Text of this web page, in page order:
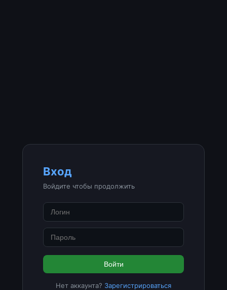
Вход
Войдите чтобы продолжить
Войти
Нет аккаунта? Зарегистрироваться